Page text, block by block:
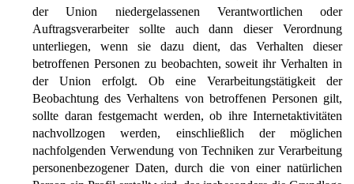
der Union niedergelassenen Verantwortlichen oder
Auftragsverarbeiter sollte auch dann dieser Verordnung
unterliegen, wenn sie dazu dient, das Verhalten dieser
betroffenen Personen zu beobachten, soweit ihr Verhalten in
der Union erfolgt. Ob eine Verarbeitungstätigkeit der
Beobachtung des Verhaltens von betroffenen Personen gilt,
sollte daran festgemacht werden, ob ihre Internetaktivitäten
nachvollzogen werden, einschließlich der möglichen
nachfolgenden Verwendung von Techniken zur Verarbeitung
personenbezogener Daten, durch die von einer natürlichen